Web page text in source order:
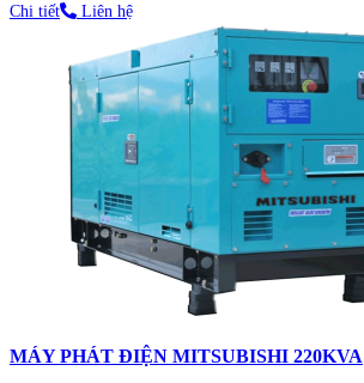
Chi tiết Liên hệ
MÁY PHÁT ĐIỆN MITSUBISHI 220KVA